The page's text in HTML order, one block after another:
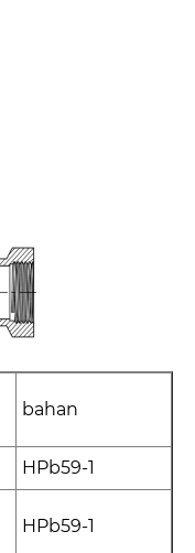
bahan
HPb59-1
HPb59-1